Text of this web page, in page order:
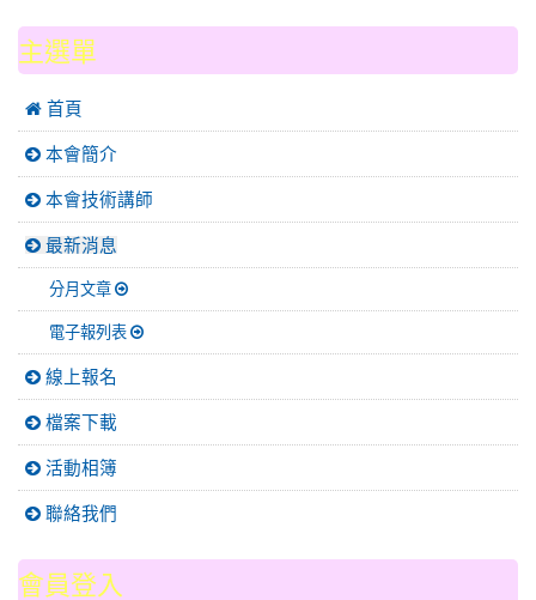
主選單
 首頁
本會簡介
本會技術講師
最新消息
分月文章
電子報列表
線上報名
檔案下載
活動相簿
聯絡我們
會員登入